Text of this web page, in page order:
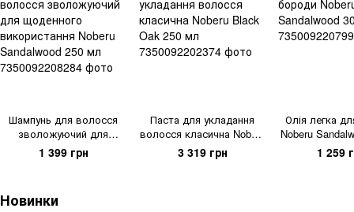
Шампунь для волосся
зволожуючий для
щоденного використання
Noberu Sandalwood 250
1 399 грн
Паста для укладання
волосся класична Noberu
Black Oak 250 мл
3 319 грн
Олія легка
Noberu
1 259
Новинки